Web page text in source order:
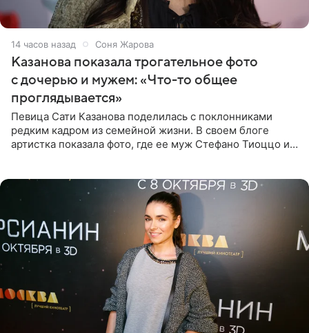
14 часов назад Соня Жарова
Казанова показала трогательное фото
с дочерью и мужем: «Что-то общее
проглядывается»
Певица Сати Казанова поделилась с поклонниками
редким кадром из семейной жизни. В своем блоге
артистка показала фото, где ее муж Стефано Тиоццо и